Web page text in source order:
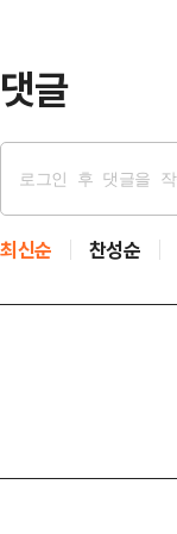
댓글
최신순 찬성순